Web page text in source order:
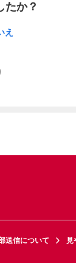
たか？
え
送信について
見